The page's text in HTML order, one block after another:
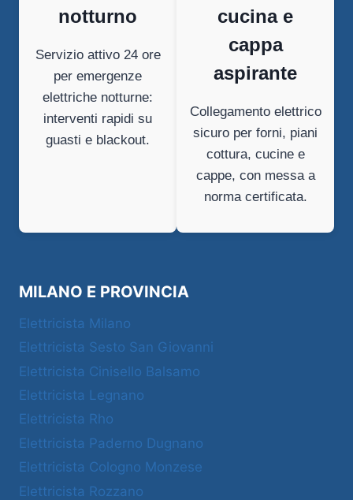
notturno
Servizio attivo 24 ore
per emergenze
elettriche notturne:
interventi rapidi su
guasti e blackout.
cucina e
cappa
aspirante
Collegamento elettrico
sicuro per forni, piani
cottura, cucine e
cappe, con messa a
norma certificata.
MILANO E PROVINCIA
Elettricista Milano
Elettricista Sesto San Giovanni
Elettricista Cinisello Balsamo
Elettricista Legnano
Elettricista Rho
Elettricista Paderno Dugnano
Elettricista Cologno Monzese
Elettricista Rozzano